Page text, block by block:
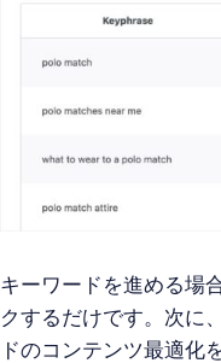
キーワードを進める場
クするだけです。次に、
ドのコンテンツ最適化